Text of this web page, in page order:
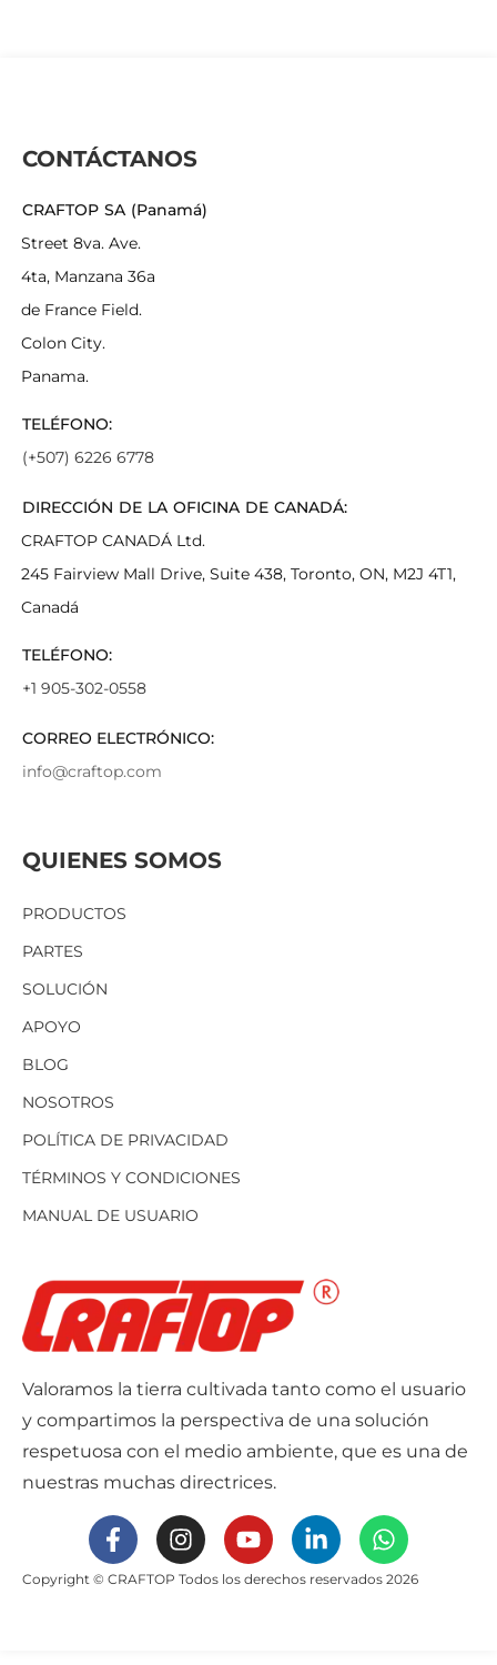
Valoramos la tierra cultivada tanto como el usuario
y compartimos la perspectiva de una solución
respetuosa con el medio ambiente, que es una de
nuestras muchas directrices.
Copyright © CRAFTOP Todos los derechos reservados 2026
QUIENES SOMOS
PRODUCTOS
PARTES
SOLUCIÓN
APOYO
BLOG
NOSOTROS
POLÍTICA DE PRIVACIDAD
TÉRMINOS Y CONDICIONES
MANUAL DE USUARIO
CONTÁCTANOS
CRAFTOP SA (Panamá)
Street 8va. Ave.
4ta, Manzana 36a
de France Field.
Colon City.
Panama.
TELÉFONO:
(+507) 6226 6778
DIRECCIÓN DE LA OFICINA DE CANADÁ:
CRAFTOP CANADÁ Ltd.
245 Fairview Mall Drive, Suite 438, Toronto, ON, M2J 4T1,
Canadá
TELÉFONO:
+1 905-302-0558
CORREO ELECTRÓNICO:
info@craftop.com